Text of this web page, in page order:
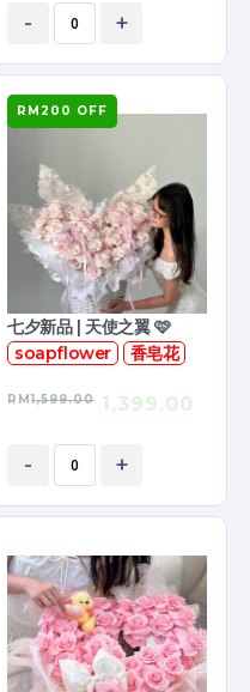
- +
RM200 OFF
七夕新品 | 天使之翼 🩷
soapflower
香皂花
RM1,599.00 1,399.00
- +